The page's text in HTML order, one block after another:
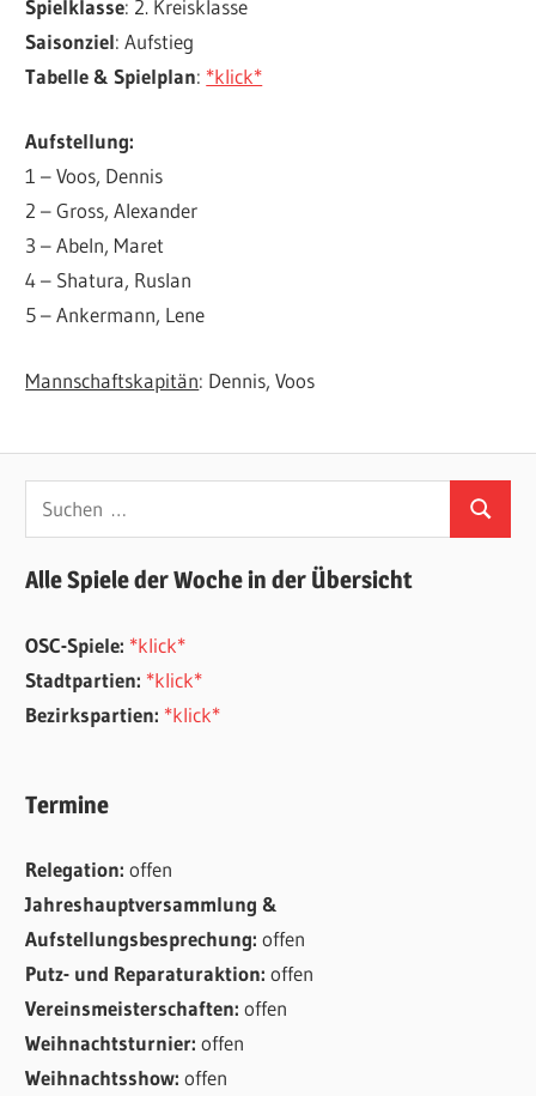
Spielklasse: 2. Kreisklasse
Saisonziel: Aufstieg
Tabelle & Spielplan: *klick*
Aufstellung:
1 – Voos, Dennis
2 – Gross, Alexander
3 – Abeln, Maret
4 – Shatura, Ruslan
5 – Ankermann, Lene
Mannschaftskapitän: Dennis, Voos
Suchen
nach:
Suchen
Alle Spiele der Woche in der Übersicht
OSC-Spiele: *klick*
Stadtpartien: *klick*
Bezirkspartien: *klick*
Termine
Relegation:offen
Jahreshauptversammlung &
Aufstellungsbesprechung:offen
Putz- und Reparaturaktion:offen
Vereinsmeisterschaften:offen
Weihnachtsturnier:offen
Weihnachtsshow:offen